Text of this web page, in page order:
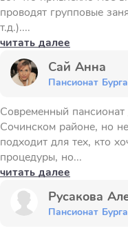
проводят групповые
т.д.)....
читать далее
Сай Анна
Пансионат
Современный пансионат
Сочинском районе, но
подходит для тех, кто
процедуры, но...
читать далее
Русакова
Пансионат